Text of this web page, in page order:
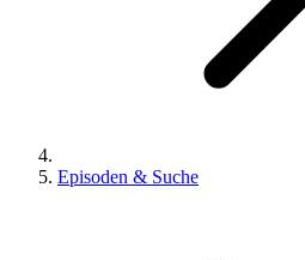
Episoden & Suche